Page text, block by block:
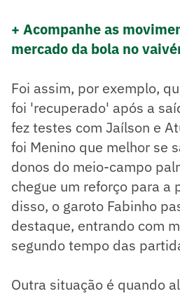
+ Acompanhe as
mercado da bola no
Foi assim, por exemplo,
foi 'recuperado' após a
fez testes com Jaílson e
foi Menino que melhor se
donos do meio-campo
chegue um reforço para a
disso, o garoto Fabinho
destaque, entrando com
segundo tempo das
Outra situação é quando